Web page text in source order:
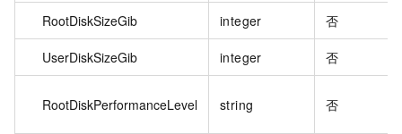
RootDiskSizeGib integer 否
UserDiskSizeGib integer 否
RootDiskPerformanceLevel string 否